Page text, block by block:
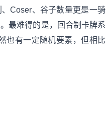
Coser、谷子数量更是一骑
最难得的是，回合制卡牌系
也有一定随机要素，但相比